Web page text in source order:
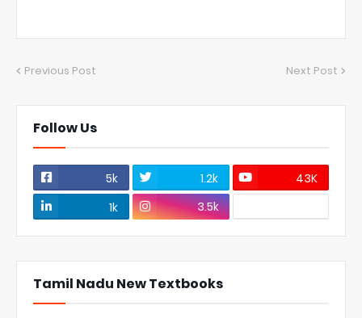
Previous Post Next Post
Follow Us
5k 1.2k
43K
1k
3.5k
Tamil Nadu New Textbooks